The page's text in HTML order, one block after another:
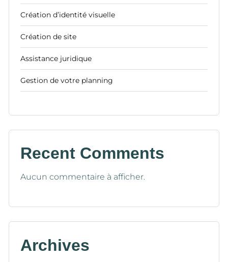
Création d’identité visuelle
Création de site
Assistance juridique
Gestion de votre planning
Recent Comments
Aucun commentaire à afficher.
Archives